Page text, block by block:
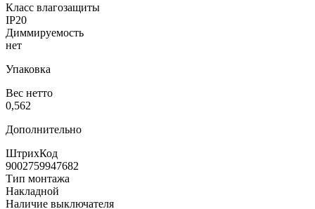
Класс влагозащиты
IP20
Диммируемость
нет
Упаковка
Вес нетто
0,562
Дополнительно
ШтрихКод
9002759947682
Тип монтажа
Накладной
Наличие выключателя